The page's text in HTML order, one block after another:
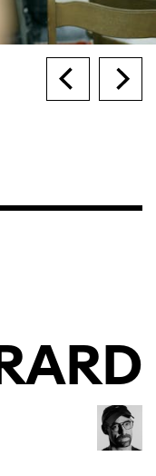
Explorer